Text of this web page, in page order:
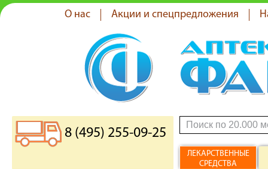
О нас Акции и спецпредложения
8 (495) 255-09-25
ЛЕКАРСТВЕННЫЕ
СРЕДСТВА